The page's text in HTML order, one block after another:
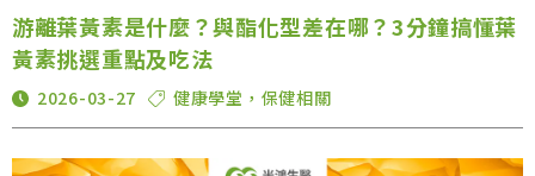
游離葉黃素是什麼？與酯化型差在哪？3分鐘搞懂葉
黃素挑選重點及吃法
2026-03-27 健康學堂 ， 保健相關